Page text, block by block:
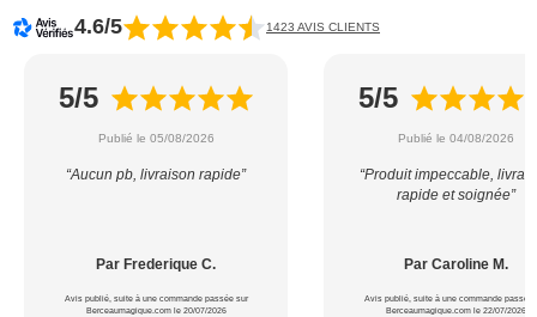
4.6/5 1423 AVIS CLIENTS
5/5
Publié le 05/08/2026
“Aucun pb, livraison rapide”
Par Frederique C.
Avis publié, suite à une commande passée sur
Berceaumagique.com le 20/07/2026
5/5
Publié le 04/08/2026
“Produit impeccable,
rapide et soignée”
Par Caroline M.
Avis publié, suite à une commande passée
Berceaumagique.com le 22/07/2026